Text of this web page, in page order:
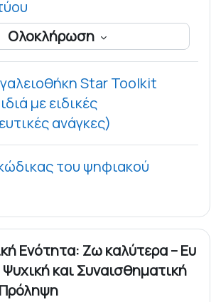
Ολοκλήρωση
Star Toolkit
με ειδικές
ανάγκες)
του ψηφιακού
Ενότητα: Ζω καλύτερα – Ευ
και Συναισθηματική